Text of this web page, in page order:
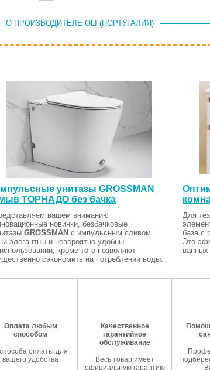
О ПРОИЗВОДИТЕЛЕ OLI (ПОРТУГАЛИЯ)
унитазы GROSSMAN
ТОРНАДО без бачка
вашем вниманию
новинки, безбачковые
GROSSMAN с импульсным сливом.
элегантны и невероятно удобны
кроме того позволяют
сэкономить на потреблении воды.
Для
база с
Это
ванных
Оплата любым
способом
оплаты для
вашего удобства
Качественное
гарантийное
обслуживание
Весь товар имеет
официальную гарантию